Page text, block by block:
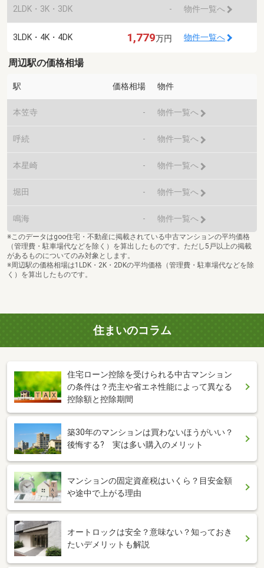
2LDK・3K・3DK - 物件一覧へ
3LDK・4K・4DK 1,779万円 物件一覧へ
周辺駅の価格相場
駅 価格相場 物件
本笠寺 - 物件一覧へ
呼続 - 物件一覧へ
本星崎 - 物件一覧へ
堀田 - 物件一覧へ
鳴海 - 物件一覧へ
※このデータはgoo住宅・不動産に掲載されている中古マンションの平均価格
（管理費・駐車場代などを除く）を算出したものです。ただし5戸以上の掲載
があるものについてのみ対象とします。
※周辺駅の価格相場は1LDK・2K・2DKの平均価格（管理費・駐車場代などを除
く）を算出したものです。
住まいのコラム
住宅ローン控除を受けられる中古マンション
の条件は？売主や省エネ性能によって異なる
控除額と控除期間
築30年のマンションは買わないほうがいい？
後悔する? 実は多い購入のメリット
マンションの固定資産税はいくら？目安金額
や途中で上がる理由
オートロックは安全？意味ない？知っておき
たいデメリットも解説